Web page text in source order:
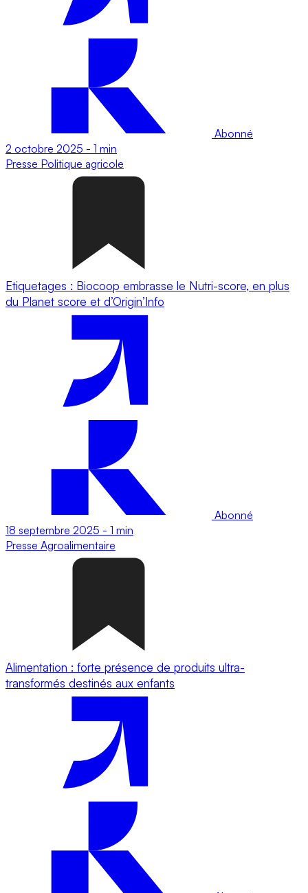
Abonné
2 octobre 2025 - 1 min
Presse Politique agricole
Etiquetages : Biocoop embrasse le Nutri-score, en plus
du Planet score et d’Origin’Info
Abonné
18 septembre 2025 - 1 min
Presse Agroalimentaire
Alimentation : forte présence de produits ultra-
transformés destinés aux enfants